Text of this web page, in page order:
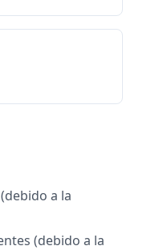
a la
(debido a la